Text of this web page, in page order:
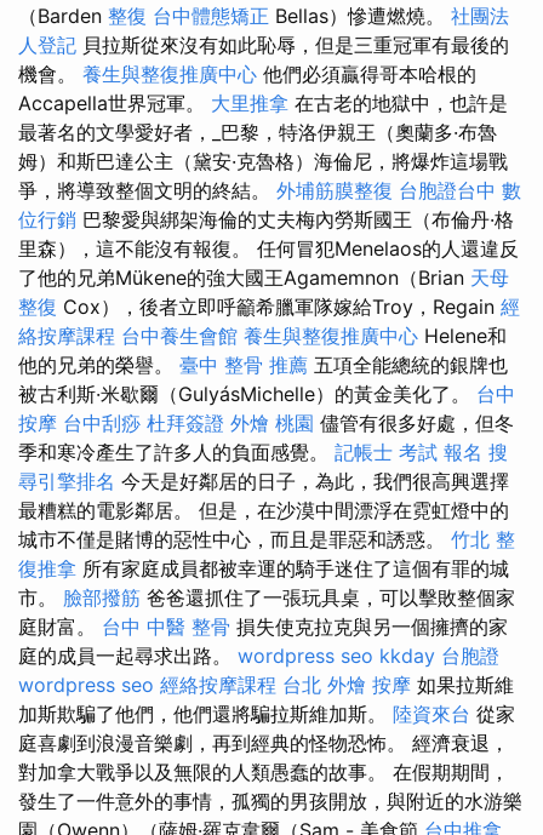
（Barden 整復 台中體態矯正 Bellas）慘遭燃燒。 社團法
人登記 貝拉斯從來沒有如此恥辱，但是三重冠軍有最後的
機會。 養生與整復推廣中心 他們必須贏得哥本哈根的
Accapella世界冠軍。 大里推拿 在古老的地獄中，也許是
最著名的文學愛好者，_巴黎，特洛伊親王（奧蘭多·布魯
姆）和斯巴達公主（黛安·克魯格）海倫尼，將爆炸這場戰
爭，將導致整個文明的終結。 外埔筋膜整復 台胞證台中 數
位行銷 巴黎愛與綁架海倫的丈夫梅內勞斯國王（布倫丹·格
里森），這不能沒有報復。 任何冒犯Menelaos的人還違反
了他的兄弟Mükene的強大國王Agamemnon（Brian 天母
整復 Cox），後者立即呼籲希臘軍隊嫁給Troy，Regain 經
絡按摩課程 台中養生會館 養生與整復推廣中心 Helene和
他的兄弟的榮譽。 臺中 整骨 推薦 五項全能總統的銀牌也
被古利斯·米歇爾（GulyásMichelle）的黃金美化了。 台中
按摩 台中刮痧 杜拜簽證 外燴 桃園 儘管有很多好處，但冬
季和寒冷產生了許多人的負面感覺。 記帳士 考試 報名 搜
尋引擎排名 今天是好鄰居的日子，為此，我們很高興選擇
最糟糕的電影鄰居。 但是，在沙漠中間漂浮在霓虹燈中的
城市不僅是賭博的惡性中心，而且是罪惡和誘惑。 竹北 整
復推拿 所有家庭成員都被幸運的騎手迷住了這個有罪的城
市。 臉部撥筋 爸爸還抓住了一張玩具桌，可以擊敗整個家
庭財富。 台中 中醫 整骨 損失使克拉克與另一個擁擠的家
庭的成員一起尋求出路。 wordpress seo kkday 台胞證
wordpress seo 經絡按摩課程 台北 外燴 按摩 如果拉斯維
加斯欺騙了他們，他們還將騙拉斯維加斯。 陸資來台 從家
庭喜劇到浪漫音樂劇，再到經典的怪物恐怖。 經濟衰退，
對加拿大戰爭以及無限的人類愚蠢的故事。 在假期期間，
發生了一件意外的事情，孤獨的男孩開放，與附近的水游樂
園（Owenn）（薩姆·羅克韋爾（Sam - 美食節 台中推拿